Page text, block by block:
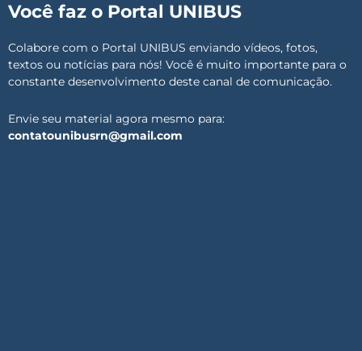
Você faz o Portal UNIBUS
Colabore com o Portal UNIBUS enviando vídeos, fotos,
textos ou notícias para nós! Você é muito importante para o
constante desenvolvimento deste canal de comunicação.
Envie seu material agora mesmo para:
contatounibusrn@gmail.com